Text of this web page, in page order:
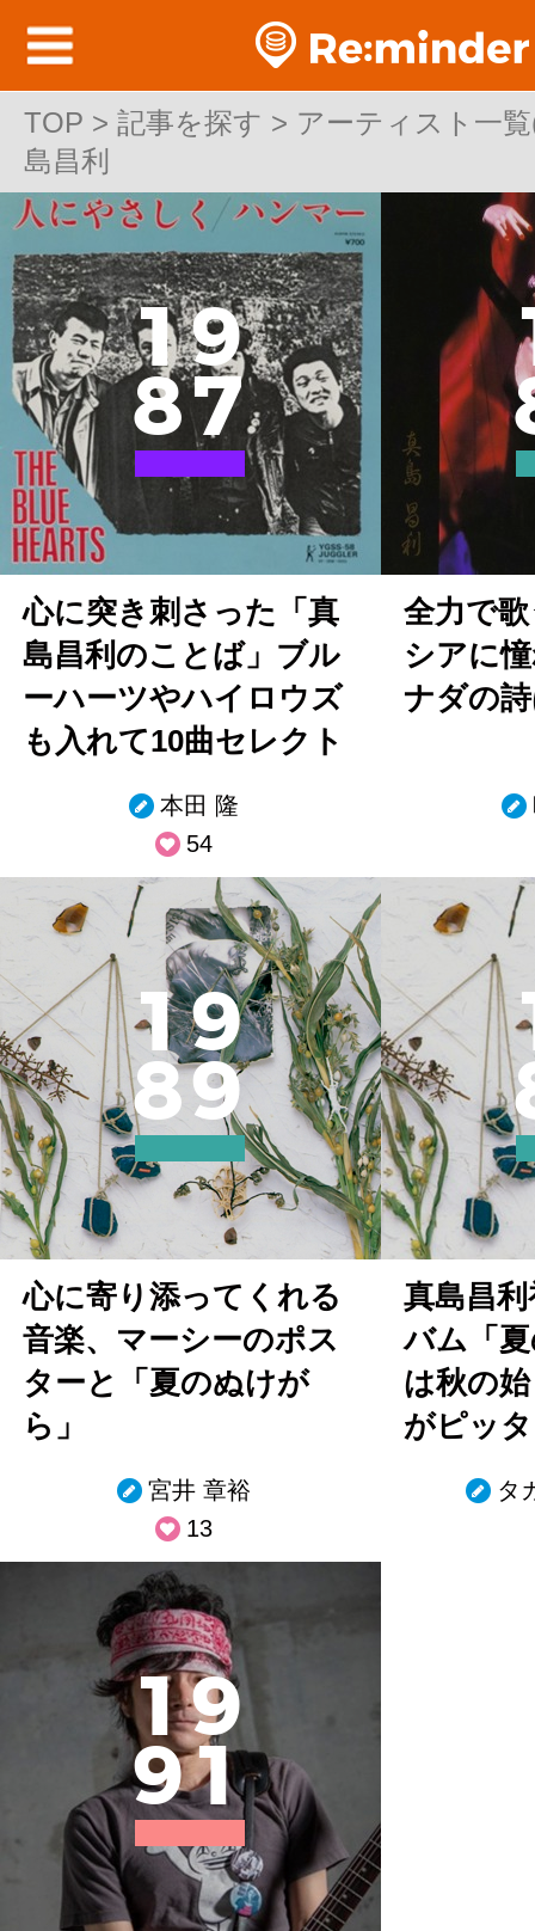
TOP > 記事を探す > アーティスト一
島昌利
TOP > 記事を探す > アーティスト一
島昌利
19
87
心に突き刺さった「真
島昌利のことば」ブル
ーハーツやハイロウズ
も入れて10曲セレクト
本田 隆
54
全力で
シアに
ナダの
19
89
心に寄り添ってくれる
音楽、マーシーのポス
ターと「夏のぬけが
ら」
宮井 章裕
13
真島昌
バム「
は秋の
がピッ
タ
19
91